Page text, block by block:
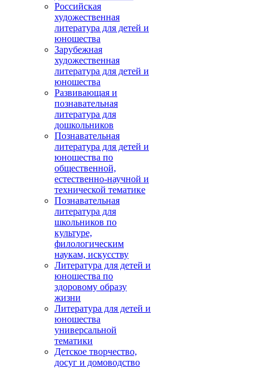
Российская
художественная
литература для детей и
юношества
Зарубежная
художественная
литература для детей и
юношества
Развивающая и
познавательная
литература для
дошкольников
Познавательная
литература для детей и
юношества по
общественной,
естественно-научной и
технической тематике
Познавательная
литература для
школьников по
культуре,
филологическим
наукам, искусству
Литература для детей и
юношества по
здоровому образу
жизни
Литература для детей и
юношества
универсальной
тематики
Детское творчество,
досуг и домоводство